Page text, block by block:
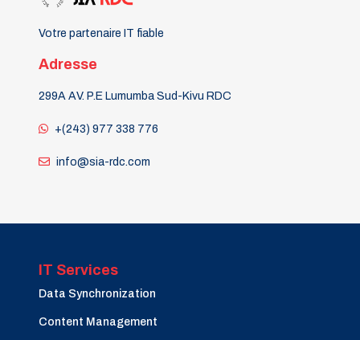
Votre partenaire IT fiable
Adresse
299A AV. P.E Lumumba Sud-Kivu RDC
+(243) 977 338 776
info@sia-rdc.com
IT Services
Data Synchronization
Content Management